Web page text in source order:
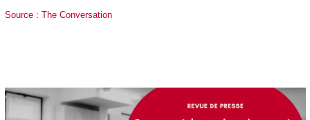
Source : The Conversation